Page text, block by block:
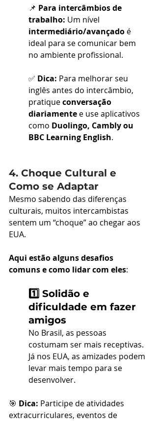
📌 Para intercâmbios de
trabalho: Um nível
intermediário/avançado é
ideal para se comunicar bem
no ambiente profissional.
✅ Dica: Para melhorar seu
inglês antes do intercâmbio,
pratique conversação
diariamente e use aplicativos
como Duolingo, Cambly ou
BBC Learning English.
4. Choque Cultural e
Como se Adaptar
Mesmo sabendo das diferenças
culturais, muitos intercambistas
sentem um “choque” ao chegar aos
EUA.
Aqui estão alguns desafios
comuns e como lidar com eles:
1️⃣ Solidão e
dificuldade em fazer
amigos
No Brasil, as pessoas
costumam ser mais receptivas.
Já nos EUA, as amizades podem
levar mais tempo para se
desenvolver.
🎯 Dica: Participe de atividades
extracurriculares, eventos de